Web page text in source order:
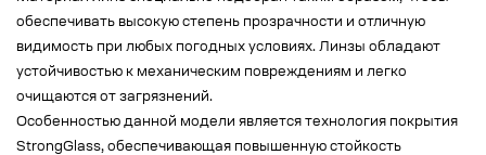
обеспечивать высокую степень прозрачности и отличную
видимость при любых погодных условиях. Линзы обладают
устойчивостью к механическим повреждениям и легко
очищаются от загрязнений.
Особенностью данной модели является технология покрытия
StrongGlass, обеспечивающая повышенную стойкость